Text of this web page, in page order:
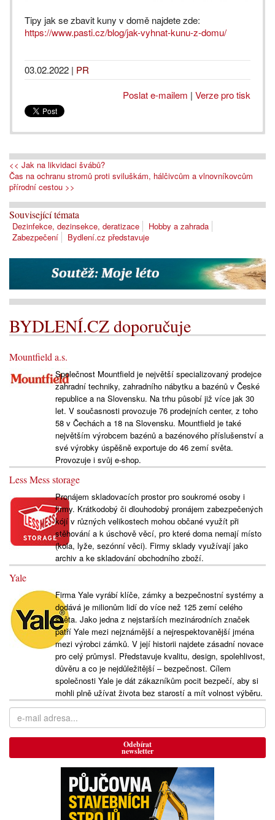
Tipy jak se zbavit kuny v domě najdete zde:
https://www.pasti.cz/blog/jak-vyhnat-kunu-z-domu/
03.02.2022 | PR
Poslat e-mailem | Verze pro tisk
<< Jak na likvidaci švábů?
Čas na ochranu stromů proti sviluškám, hálčivcům a vlnovníkovcům
přírodní cestou >>
Související témata
Dezinfekce, dezinsekce, deratizace
Hobby a zahrada
Zabezpečení
Bydlení.cz představuje
BYDLENÍ.CZ doporučuje
Mountfield a.s.
Společnost Mountfield je největší specializovaný prodejce
zahradní techniky, zahradního nábytku a bazénů v České
republice a na Slovensku. Na trhu působí již více jak 30
let. V současnosti provozuje 76 prodejních center, z toho
58 v Čechách a 18 na Slovensku. Mountfield je také
největším výrobcem bazénů a bazénového příslušenství a
své výrobky úspěšně exportuje do 46 zemí světa.
Provozuje i svůj e-shop.
Less Mess storage
Pronájem skladovacích prostor pro soukromé osoby i
firmy. Krátkodobý či dlouhodobý pronájem zabezpečených
kójí v různých velikostech mohou občané využít při
stěhování a k úschově věcí, pro které doma nemají místo
(kola, lyže, sezónní věci). Firmy sklady využívají jako
archiv a ke skladování obchodního zboží.
Yale
Firma Yale vyrábí klíče, zámky a bezpečnostní systémy a
dodává je milionům lidí do více než 125 zemí celého
světa. Jako jedna z nejstarších mezinárodních značek
patří Yale mezi nejznámější a nejrespektovanější jména
mezi výrobci zámků. V její historii najdete zásadní novace
pro celý průmysl. Představuje kvalitu, design, spolehlivost,
důvěru a co je nejdůležitější – bezpečnost. Cílem
společnosti Yale je dát zákazníkům pocit bezpečí, aby si
mohli plně užívat života bez starostí a mít volnost výběru.
Odebírat
newsletter